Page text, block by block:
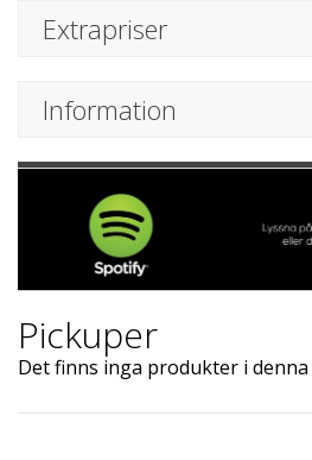
Extrapriser
Information
Pickuper
Det finns inga produkter i